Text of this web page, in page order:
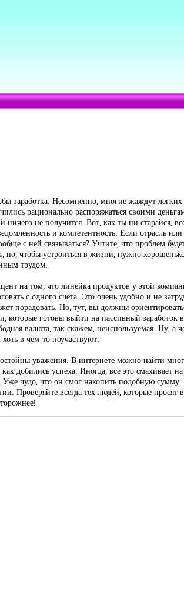
заработка. Несомненно, многие жаждут легких
рационально распоряжаться своими
не получится. Вот, как ты ни старайся,
и компетентность. Если отрасль или
с ней связываться? Учтите, что проблем
но, чтобы устроиться в жизни, нужно
трудом.
на том, что линейка продуктов у этой
с одного счета. Это очень удобно и не
порадовать. Но, тут, вы должны
которые готовы выйти на пассивный заработок
валюта, так скажем, неиспользуемая. Ну, а
в чем-то поучаствуют.
уважения. В интернете можно найти
добились успеха. Иногда, все это смахивает
чудо, что он смог накопить подобную сумму.
Проверяйте всегда тех людей, которые просят